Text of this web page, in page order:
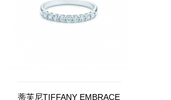
蒂芙尼TIFFANY EMBRACE